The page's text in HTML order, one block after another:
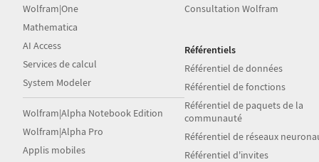
Wolfram|One
Mathematica
AI Access
Services de calcul
System Modeler
Wolfram|Alpha Notebook Edition
Wolfram|Alpha Pro
Applis mobiles
Consultation Wolfram
Référentiels
Référentiel de données
Référentiel de fonctions
Référentiel de paquets de la
communauté
Référentiel de réseaux
Référentiel d'invites